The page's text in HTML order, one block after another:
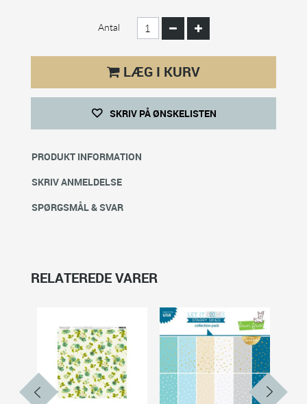
Antal
LÆG I KURV
SKRIV PÅ ØNSKELISTEN
PRODUKT INFORMATION
SKRIV ANMELDELSE
SPØRGSMÅL & SVAR
RELATEREDE VARER